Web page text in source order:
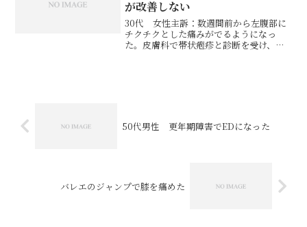
が改善しない
30代 女性主訴：数週間前から左腹部に
チクチクとした痛みがでるようになっ
た。皮膚科で帯状疱疹と診断を受け、痛
50代男性 更年期障害でEDになった
バレエのジャンプで膝を痛めた